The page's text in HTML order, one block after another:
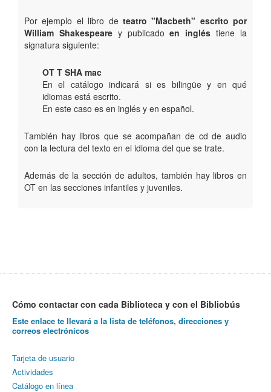
Por ejemplo el libro de teatro "Macbeth" escrito por
William Shakespearey publicadoen inglés tiene la
signatura siguiente:
OT T SHA mac
En el catálogo indicará si es bilingüe y en qué
idiomas está escrito.
En este caso es en inglés y en español.
También hay libros que se acompañan de cd de audio
con la lectura del texto en el idioma del que se trate.
Además de la sección de adultos, también hay libros en
OT en las secciones infantiles y juveniles.
Cómo contactar con cada Biblioteca y con el Bibliobús
Este enlace te llevará a la lista de teléfonos, direcciones y
correos electrónicos
Tarjeta de usuario
Actividades
Catálogo en línea